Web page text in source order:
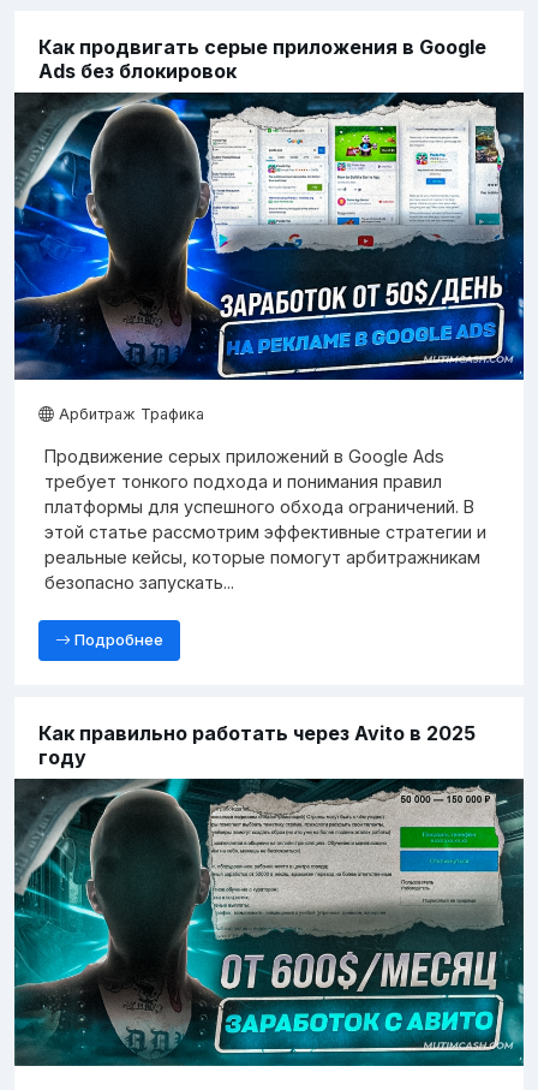
Как продвигать серые приложения в Google
Ads без блокировок
Арбитраж Трафика
Продвижение серых приложений в Google Ads
требует тонкого подхода и понимания правил
платформы для успешного обхода ограничений. В
этой статье рассмотрим эффективные стратегии и
реальные кейсы, которые помогут арбитражникам
безопасно запускать...
Подробнее
Как правильно работать через Avito в 2025
году